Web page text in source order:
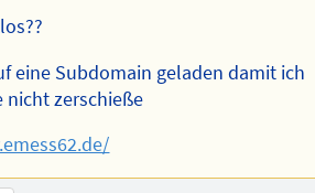
eine Subdomain geladen damit ich
nicht zerschieße